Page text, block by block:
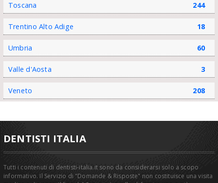
Toscana 244
Trentino Alto Adige 18
Umbria 60
Valle d'Aosta 3
Veneto 208
DENTISTI ITALIA
Tutti i contenuti di dentisti-italia.it sono da considerarsi solo a scopo
informativo. Il Servizio di "Domande & Risposte" non costituisce una visita